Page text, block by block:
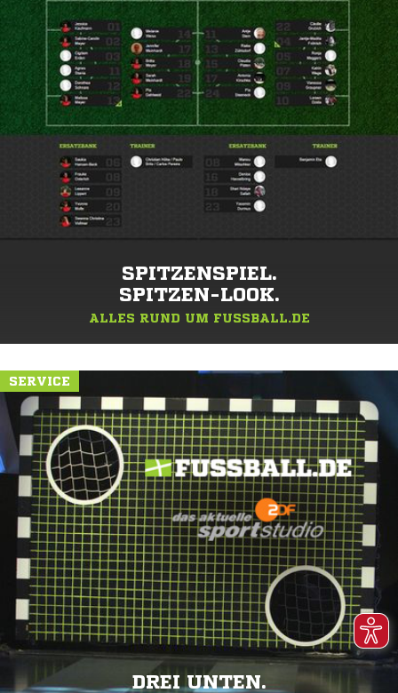
SPITZENSPIEL.
SPITZEN-LOOK.
ALLES RUND UM FUSSBALL.DE
SERVICE
DREI UNTEN.